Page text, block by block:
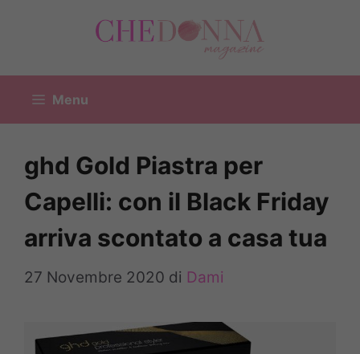
Menu
ghd Gold Piastra per
Capelli: con il Black Friday
arriva scontato a casa tua
27 Novembre 2020 di Dami